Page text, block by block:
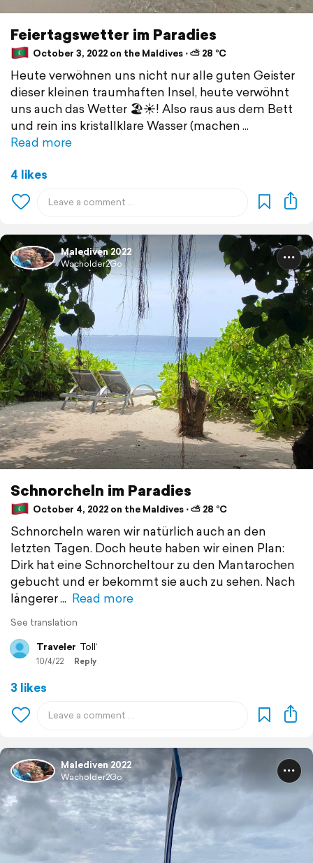
Feiertagswetter im Paradies
October 3, 2022 on the Maldives ⋅ ⛅ 28 °C
Heute verwöhnen uns nicht nur alle guten Geister
dieser kleinen traumhaften Insel, heute verwöhnt
uns auch das Wetter 🏖️☀️! Also raus aus dem Bett
und rein ins kristallklare Wasser (machen
Read more
4 likes
Malediven 2022
Wacholder2Go
Schnorcheln im Paradies
October 4, 2022 on the Maldives ⋅ ⛅ 28 °C
Schnorcheln waren wir natürlich auch an den
letzten Tagen. Doch heute haben wir einen Plan:
Dirk hat eine Schnorcheltour zu den Mantarochen
gebucht und er bekommt sie auch zu sehen. Nach
längerer
Read more
See translation
Traveler Toll‘
10/4/22 Reply
3 likes
Malediven 2022
Wacholder2Go